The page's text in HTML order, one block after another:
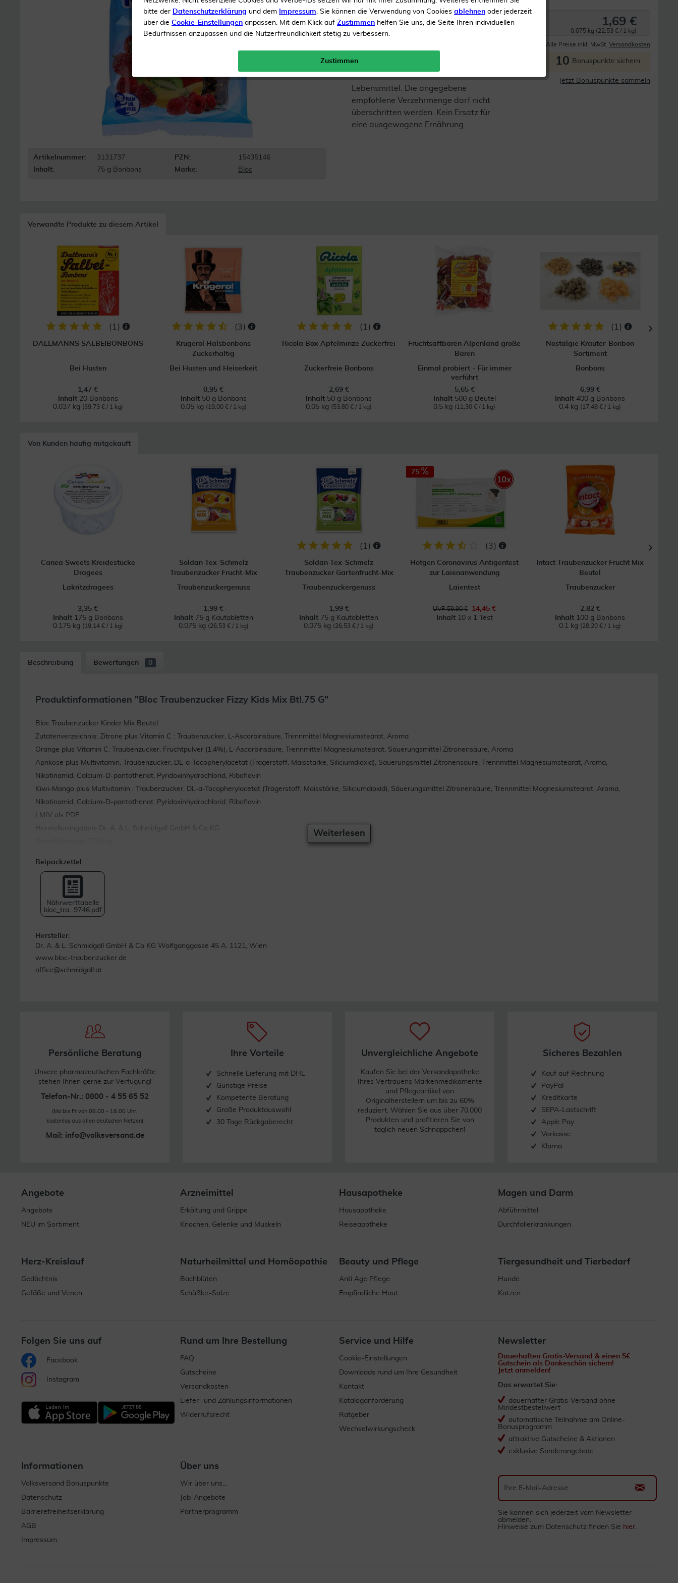
Artikelnummer: 3131737 PZN:
15435146
Inhalt:
75 g Bonbons Marke: Bloc
Inhalt75 g Bonbons 1,69 €
0.075 kg (22,53 € / 1 kg)
Alle Preise inkl. MwSt. Versandkosten
10 Bonuspunkte sichern
Jetzt Bonuspunkte sammeln
Lebensmittel. Die angegebene
empfohlene Verzehrmenge darf nicht
überschritten werden. Kein Ersatz für
eine ausgewogene Ernährung.
Verwandte Produkte zu diesem Artikel
( 1 )
DALLMANNS SALBEIBONBONS
Bei Husten
1,47 €
Inhalt 20 Bonbons
0.037 kg (39,73 € / 1 kg)
(3)
Krügerol Halsbonbons
Zuckerhaltig
Bei Husten und Heiserkeit
0,95 €
Inhalt 50 g Bonbons
0.05 kg (19,00 € / 1 kg)
( 1 )
Ricola Box Apfelminze Zuckerfrei
Zuckerfreie Bonbons
2,69 €
Inhalt 50 g Bonbons
0.05 kg (53,80 € / 1 kg)
Fruchtsaftbären Alpenland große
Bären
Einmal probiert - Für immer
verführt
5,65 €
Inhalt 500 g Beutel
0.5 kg (11,30 € / 1 kg)
( 1 )
Nostalgie Kräuter-Bonbon
Sortiment
Bonbons
6,99 €
Inhalt 400 g Bonbons
0.4 kg (17,48 € / 1 kg)
Von Kunden häufig mitgekauft
Canea Sweets Kreidestücke
Dragees
Lakritzdragees
3,35 €
Inhalt 175 g Bonbons
0.175 kg (19,14 € / 1 kg)
Soldan Tex-Schmelz
Traubenzucker Frucht-Mix
Traubenzuckergenuss
1,99 €
Inhalt 75 g Kautabletten
0.075 kg (26,53 € / 1 kg)
( 1 )
Soldan Tex-Schmelz
Traubenzucker Gartenfrucht-Mix
Traubenzuckergenuss
1,99 €
Inhalt 75 g Kautabletten
0.075 kg (26,53 € / 1 kg)
75
(3)
Hotgen Coronavirus Antigentest
zur Laienanwendung
Laientest
UVP 59,90 €
14,45 €
Inhalt 10 x 1 Test
Intact Traubenzucker Frucht Mix
Beutel
Traubenzucker
2,82 €
Inhalt 100 g Bonbons
0.1 kg (28,20 € / 1 kg)
Beschreibung Bewertungen 0
Produktinformationen "Bloc Traubenzucker Fizzy Kids Mix Btl.75 G"
Bloc Traubenzucker Kinder Mix Beutel
Zutatenverzeichnis: Zitrone plus Vitamin C : Traubenzucker, L-Ascorbinsäure, Trennmittel Magnesiumstearat, Aroma
Orange plus Vitamin C: Traubenzucker, Fruchtpulver (1,4%), L-Ascorbinsäure, Trennmittel Magnesiumstearat, Säuerungsmittel Zitronensäure, Aroma
Aprikose plus Multivitamin: Traubenzucker, DL-a-Tocopherylacetat (Trägerstoff: Maisstärke, Siliciumdioxid), Säuerungsmittel Zitronensäure, Trennmittel Magnesiumstearat, Aroma,
Nikotinamid, Calcium-D-pantothenat, Pyridoxinhydrochlorid, Riboflavin
Kiwi-Mango plus Multivitamin : Traubenzucker, DL-a-Tocopherylacetat (Trägerstoff: Maisstärke, Siliciumdioxid), Säuerungsmittel Zitronensäure, Trennmittel Magnesiumstearat, Aroma,
Nikotinamid, Calcium-D-pantothenat, Pyridoxinhydrochlorid, Riboflavin
LMIV als PDF
Herstellerangaben: Dr. A. & L. Schmidgall GmbH & Co KG
Weiterlesen
Beipackzettel
Nährwerttabelle
bloc_tra...9746.pdf
Hersteller:
Dr. A. & L. Schmidgall GmbH & Co KG Wolfganggasse 45 A. 1121, Wien
www.bloc-traubenzucker.de
office@schmidgall.at
Persönliche Beratung
Unsere pharmazeutischen Fachkräfte
stehen Ihnen gerne zur Verfügung!
Telefon-Nr.: 0800 - 4 55 65 52
(Mo bis Fr von 08.00 - 16.00 Uhr,
kostenlos aus allen deutschen Netzen)
Mail: info@volksversand.de
Ihre Vorteile
Schnelle Lieferung mit DHL
Günstige Preise
Kompetente Beratung
Große Produktauswahl
30 Tage Rückgaberecht
Unvergleichliche Angebote
Kaufen Sie bei der Versandapotheke
Ihres Vertrauens Markenmedikamente
und Pflegeartikel von
Originalherstellern um bis zu 60%
reduziert. Wählen Sie aus über 70.000
Produkten und profitieren Sie von
täglich neuen Schnäppchen!
Sicheres Bezahlen
Kauf auf Rechnung
PayPal
Kreditkarte
SEPA-Lastschrift
Apple Pay
Vorkasse
Klarna
Angebote
Angebote
NEU im Sortiment
Arzneimittel
Erkältung und Grippe
Knochen, Gelenke und Muskeln
Hausapotheke
Hausapotheke
Reiseapotheke
Magen und Darm
Abführmittel
Durchfallerkrankungen
Herz-Kreislauf
Gedächtnis
Gefäße und Venen
Naturheilmittel und Homöopathie
Bachblüten
Schüßler-Salze
Beauty und Pflege
Anti Age Pflege
Empfindliche Haut
Tiergesundheit und Tierbedarf
Hunde
Katzen
Folgen Sie uns auf
Facebook
Instagram
Rund um Ihre Bestellung
FAQ
Gutscheine
Versandkosten
Liefer- und Zahlungsinformationen
Widerrufsrecht
Service und Hilfe
Cookie-Einstellungen
Downloads rund um Ihre Gesundheit
Kontakt
Kataloganforderung
Ratgeber
Wechselwirkungscheck
Informationen
Volksversand Bonuspunkte
Datenschutz
Barrierefreiheitserklärung
AGB
Impressum
Über uns
Wir über uns...
Job-Angebote
Partnerprogramm
Newsletter
Dauerhaften Gratis-Versand & einen 5€
Gutschein als Dankeschön sichern!
Jetzt anmelden!
Das erwartet Sie:
dauerhafter Gratis-Versand ohne
Mindestbestellwert
automatische Teilnahme am Online-
Bonusprogramm
attraktive Gutscheine & Aktionen
exklusive Sonderangebote
Sie können sich jederzeit vom Newsletter
abmelden.
Hinweise zum Datenschutz finden Sie hier.
bitte der Datenschutzerklärung und dem Impressum. Sie können die Verwendung von Cookies ablehnen oder jederzeit
über die Cookie-Einstellungen anpassen. Mit dem Klick auf Zustimmen helfen Sie uns, die Seite Ihren individuellen
Bedürfnissen anzupassen und die Nutzerfreundlichkeit stetig zu verbessern.
Zustimmen